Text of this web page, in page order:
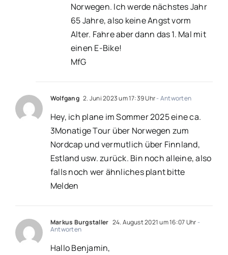
Norwegen. Ich werde nächstes Jahr
65 Jahre, also keine Angst vorm
Alter. Fahre aber dann das 1. Mal mit
einen E-Bike!
MfG
Wolfgang 2. Juni 2023 um 17:39 Uhr- Antworten
Hey, ich plane im Sommer 2025 eine ca.
3Monatige Tour über Norwegen zum
Nordcap und vermutlich über Finnland,
Estland usw. zurück. Bin noch alleine, also
falls noch wer ähnliches plant bitte
Melden
Markus Burgstaller 24. August 2021 um 16:07 Uhr-
Antworten
Hallo Benjamin,